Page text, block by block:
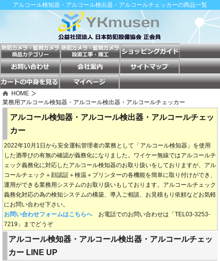
アルコール検知器・アルコール検出器・アルコールチェッカーの商品一覧
HOME
業務用アルコール検知器・アルコール検出器・アルコールチェッカー
アルコール検知器・アルコール検出器・アルコールチェッ
カー
2022年10月1日から安全運転管理者の業務として「アルコール検知器」を使用
した酒帯びの有無の確認が義務化になりました。ワイケー無線ではアルコールチ
ェック義務化に対応したアルコール検知器のお取り扱いをしておりますが、アル
コールチェック＋顔認証＋検温＋プリンターの各機能を簡単に取り付けができ、
運用ができる業務用システムのお取り扱いもしております。アルコールチェック
義務化対応の為の検知システムの構築、導入ご相談、お見積もり依頼などお気軽
にお問い合わせ下さい。
お問い合わせフォームはこちらへお電話でのお問い合わせは「TEL03-3253-
7219」までどうぞ
アルコール検知器・アルコール検出器・アルコールチェッ
カー LINE UP